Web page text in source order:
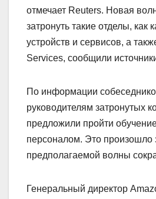
отмечает Reuters. Новая
затронуть такие отделы, как
устройств и сервисов, а
Services, сообщили
По информации
руководителям затронутых
предложили пройти
персоналом. Это произошло
предполагаемой волны
Генеральный директор